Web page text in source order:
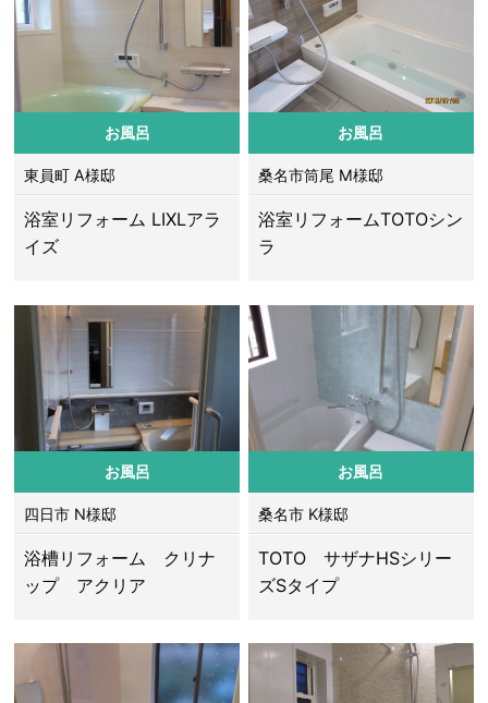
お風呂
東員町 A様邸
浴室リフォーム LIXLアラ
イズ
お風呂
桑名市筒尾 M様邸
浴室リフォームTOTOシン
ラ
お風呂
四日市 N様邸
浴槽リフォーム クリナ
ップ アクリア
お風呂
桑名市 K様邸
TOTO サザナHSシリー
ズSタイプ